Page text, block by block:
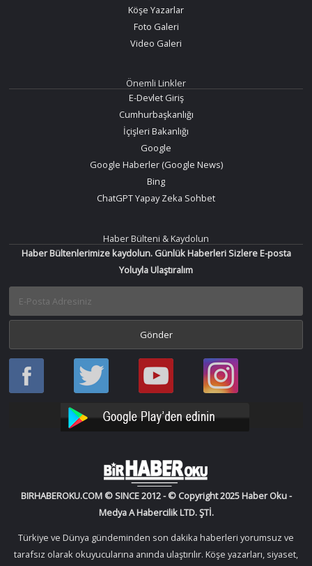
Köşe Yazarlar
Foto Galeri
Video Galeri
Önemli Linkler
E-Devlet Giriş
Cumhurbaşkanlığı
İçişleri Bakanlığı
Google
Google Haberler (Google News)
Bing
ChatGPT Yapay Zeka Sohbet
Haber Bülteni & Kaydolun
Haber Bültenlerimize kaydolun. Günlük Haberleri Sizlere E-posta
Yoluyla Ulaştıralım
Haber
Oku
Haber
Oku
Bir
Haber
YouTube
Bir
Haber
Instagram
BIRHABEROKU.COM © SINCE 2012 - © Copyright 2025 Haber Oku -
Medya A Habercilik LTD. ŞTİ.
Türkiye ve Dünya gündeminden son dakika haberleri yorumsuz ve
tarafsız olarak okuyucularına anında ulaştırılır. Köşe yazarları, siyaset,